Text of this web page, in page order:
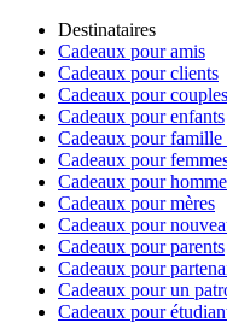
Destinataires
Cadeaux pour amis
Cadeaux pour clients
Cadeaux pour couples
Cadeaux pour enfants
Cadeaux pour famille
Cadeaux pour
Cadeaux pour
Cadeaux pour mères
Cadeaux pour
Cadeaux pour parents
Cadeaux pour
Cadeaux pour un
Cadeaux pour